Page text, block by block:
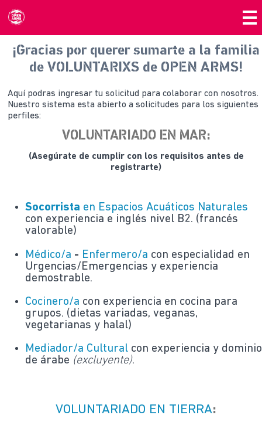
¡Gracias por querer sumarte a la familia
de VOLUNTARIXS de OPEN ARMS!
Aquí podras ingresar tu solicitud para colaborar con nosotros.
Nuestro sistema esta abierto a solicitudes para los siguientes
perfiles:
VOLUNTARIADO EN MAR:
(Asegúrate de cumplir con los requisitos antes de
registrarte)
Socorrista en Espacios Acuáticos Naturales
con experiencia e inglés nivel B2. (francés
valorable)
Médico/a - Enfermero/a con especialidad en
Urgencias/Emergencias y experiencia
demostrable.
Cocinero/a con experiencia en cocina para
grupos. (dietas variadas, veganas,
vegetarianas y halal)
Mediador/a Cultural con experiencia y dominio
de árabe (excluyente).
VOLUNTARIADO EN TIERRA: